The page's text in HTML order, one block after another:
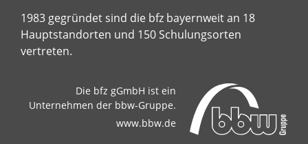
1983 gegründet sind die bfz bayernweit an 18
Hauptstandorten und 150 Schulungsorten
vertreten.
Die bfz gGmbH ist ein
Unternehmen der bbw-Gruppe.
www.bbw.de